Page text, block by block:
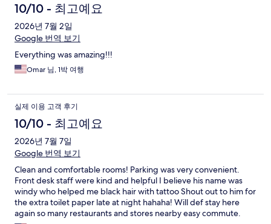
10/10 - 최고예요
2026년 7월 2일
Google 번역 보기
Everything was amazing!!!
Omar 님, 1박 여행
실제 이용 고객 후기
10/10 - 최고예요
2026년 7월 7일
Google 번역 보기
Clean and comfortable rooms! Parking was very convenient.
Front desk staff were kind and helpful I believe his name was
windy who helped me black hair with tattoo Shout out to him for
the extra toilet paper late at night hahaha! Will def stay here
again so many restaurants and stores nearby easy commute.